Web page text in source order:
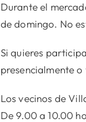
Durante el
de domingo. No
Si quieres
presencialmente
Los vecinos de
De 9.00 a 10.00